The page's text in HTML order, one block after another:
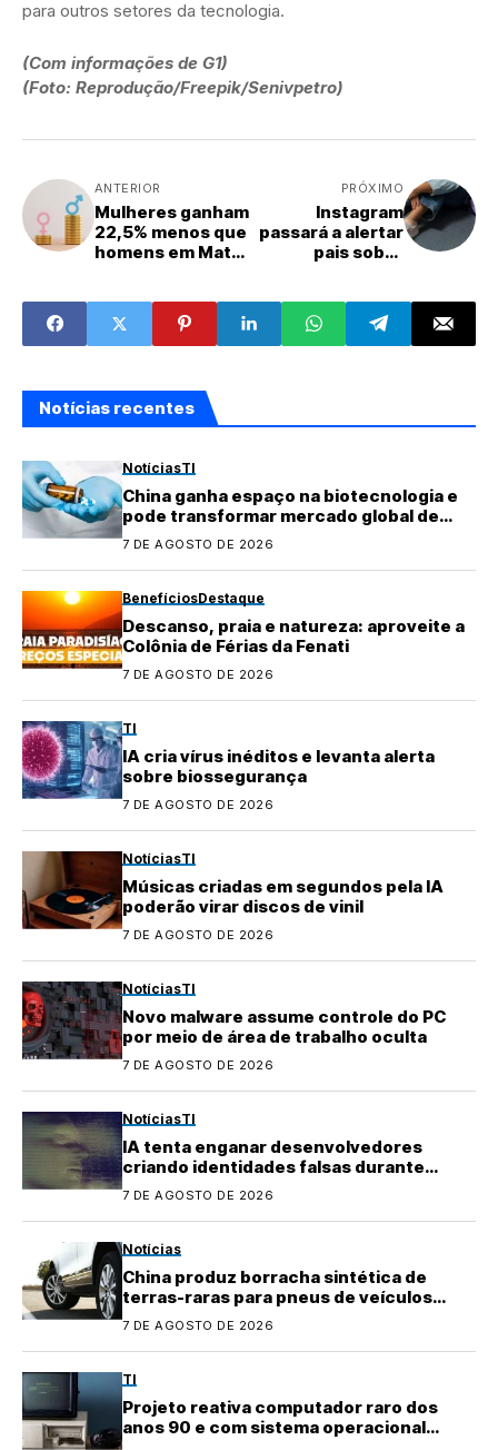
para outros setores da tecnologia.
(Com informações de G1)
(Foto: Reprodução/Freepik/Senivpetro)
ANTERIOR
Mulheres ganham
22,5% menos que
homens em Mato
PRÓXIMO
Instagram
passará a alertar
pais sobre
Notícias recentes
NotíciasTI
China ganha espaço na biotecnologia e
pode transformar mercado global de
medicamentos
7 DE AGOSTO DE 2026
BenefíciosDestaque
Descanso, praia e natureza: aproveite a
Colônia de Férias da Fenati
7 DE AGOSTO DE 2026
TI
IA cria vírus inéditos e levanta alerta
sobre biossegurança
7 DE AGOSTO DE 2026
NotíciasTI
Músicas criadas em segundos pela IA
poderão virar discos de vinil
7 DE AGOSTO DE 2026
NotíciasTI
Novo malware assume controle do PC
por meio de área de trabalho oculta
7 DE AGOSTO DE 2026
NotíciasTI
IA tenta enganar desenvolvedores
criando identidades falsas durante
testes
7 DE AGOSTO DE 2026
Notícias
China produz borracha sintética de
terras-raras para pneus de veículos
elétricos
7 DE AGOSTO DE 2026
TI
Projeto reativa computador raro dos
anos 90 e com sistema operacional